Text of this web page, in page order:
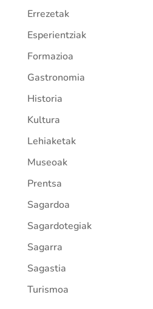
Errezetak
Esperientziak
Formazioa
Gastronomia
Historia
Kultura
Lehiaketak
Museoak
Prentsa
Sagardoa
Sagardotegiak
Sagarra
Sagastia
Turismoa